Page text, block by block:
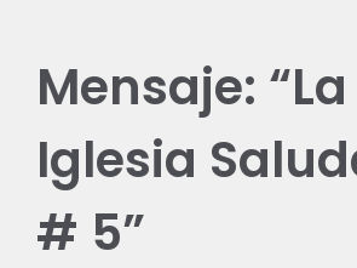
Mensaje: “La
Iglesia
# 5”